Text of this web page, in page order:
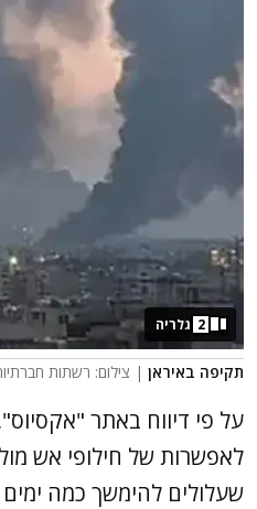
תקיפה באיראן | צילום: רשתות
2 גלריה
על פי דיווח באתר
לאפשרות של חילופי אש
שעלולים להימשך כמה